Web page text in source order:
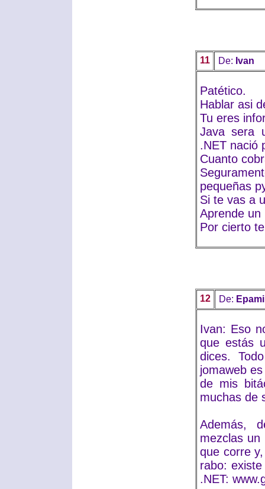
11 De: Ivan
Patético.
Hablar asi
Tu eres
Java sera
.NET nació
Cuanto
pequeñas
Si te vas a
Aprende un
Por cierto
12 De:
Ivan: Eso
que estás
dices.
jomaweb
de mis
muchas de
Además,
mezclas un
que corre
rabo:
.NET: